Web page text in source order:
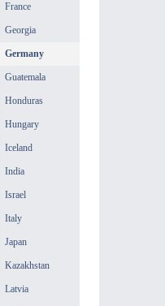
France
Georgia
Germany
Guatemala
Honduras
Hungary
Iceland
India
Israel
Italy
Japan
Kazakhstan
Latvia